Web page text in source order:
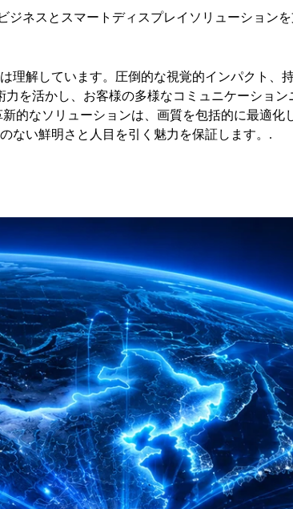
ネスとスマートディスプレイソリューション
解しています。圧倒的な視覚的インパクト、
を活かし、お客様の多様なコミュニケーショ
なソリューションは、画質を包括的に最適化
ない鮮明さと人目を引く魅力を保証します。.